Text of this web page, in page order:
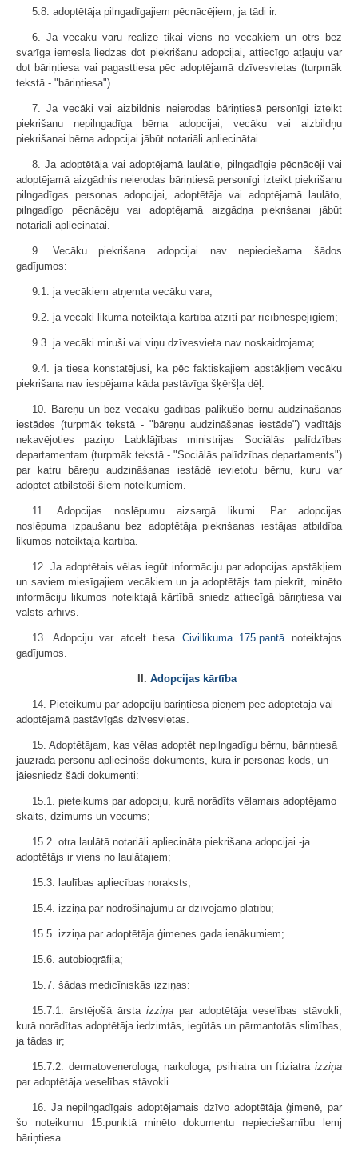
5.8. adoptētāja pilngadīgajiem pēcnācējiem, ja tādi ir.
6. Ja vecāku varu realizē tikai viens no vecākiem un otrs bez
svarīga iemesla liedzas dot piekrišanu adopcijai, attiecīgo atļauju var
dot bāriņtiesa vai pagasttiesa pēc adoptējamā dzīvesvietas (turpmāk
tekstā - "bāriņtiesa").
7. Ja vecāki vai aizbildnis neierodas bāriņtiesā personīgi izteikt
piekrišanu nepilngadīga bērna adopcijai, vecāku vai aizbildņu
piekrišanai bērna adopcijai jābūt notariāli apliecinātai.
8. Ja adoptētāja vai adoptējamā laulātie, pilngadīgie pēcnācēji vai
adoptējamā aizgādnis neierodas bāriņtiesā personīgi izteikt piekrišanu
pilngadīgas personas adopcijai, adoptētāja vai adoptējamā laulāto,
pilngadīgo pēcnācēju vai adoptējamā aizgādņa piekrišanai jābūt
notariāli apliecinātai.
9. Vecāku piekrišana adopcijai nav nepieciešama šādos
gadījumos:
9.1. ja vecākiem atņemta vecāku vara;
9.2. ja vecāki likumā noteiktajā kārtībā atzīti par rīcībnespējīgiem;
9.3. ja vecāki miruši vai viņu dzīvesvieta nav noskaidrojama;
9.4. ja tiesa konstatējusi, ka pēc faktiskajiem apstākļiem vecāku
piekrišana nav iespējama kāda pastāvīga šķēršļa dēļ.
10. Bāreņu un bez vecāku gādības palikušo bērnu audzināšanas
iestādes (turpmāk tekstā - "bāreņu audzināšanas iestāde") vadītājs
nekavējoties paziņo Labklājības ministrijas Sociālās palīdzības
departamentam (turpmāk tekstā - "Sociālās palīdzības departaments")
par katru bāreņu audzināšanas iestādē ievietotu bērnu, kuru var
adoptēt atbilstoši šiem noteikumiem.
11. Adopcijas noslēpumu aizsargā likumi. Par adopcijas
noslēpuma izpaušanu bez adoptētāja piekrišanas iestājas atbildība
likumos noteiktajā kārtībā.
12. Ja adoptētais vēlas iegūt informāciju par adopcijas apstākļiem
un saviem miesīgajiem vecākiem un ja adoptētājs tam piekrīt, minēto
informāciju likumos noteiktajā kārtībā sniedz attiecīgā bāriņtiesa vai
valsts arhīvs.
13. Adopciju var atcelt tiesa Civillikuma 175.pantānoteiktajos
gadījumos.
II. Adopcijas kārtība
14. Pieteikumu par adopciju bāriņtiesa pieņem pēc adoptētāja vai
adoptējamā pastāvīgās dzīvesvietas.
15. Adoptētājam, kas vēlas adoptēt nepilngadīgu bērnu, bāriņtiesā
jāuzrāda personu apliecinošs dokuments, kurā ir personas kods, un
jāiesniedz šādi dokumenti:
15.1. pieteikums par adopciju, kurā norādīts vēlamais adoptējamo
skaits, dzimums un vecums;
15.2. otra laulātā notariāli apliecināta piekrišana adopcijai -ja
adoptētājs ir viens no laulātajiem;
15.3. laulības apliecības noraksts;
15.4. izziņa par nodrošinājumu ar dzīvojamo platību;
15.5. izziņa par adoptētāja ģimenes gada ienākumiem;
15.6. autobiogrāfija;
15.7. šādas medicīniskās izziņas:
15.7.1. ārstējošā ārsta izziņa par adoptētāja veselības stāvokli,
kurā norādītas adoptētāja iedzimtās, iegūtās un pārmantotās slimības,
ja tādas ir;
15.7.2. dermatovenerologa, narkologa, psihiatra un ftiziatra izziņa
par adoptētāja veselības stāvokli.
16. Ja nepilngadīgais adoptējamais dzīvo adoptētāja ģimenē, par
šo noteikumu 15.punktā minēto dokumentu nepieciešamību lemj
bāriņtiesa.